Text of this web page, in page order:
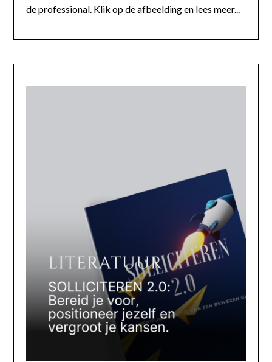
de professional. Klik op de afbeelding en lees meer...